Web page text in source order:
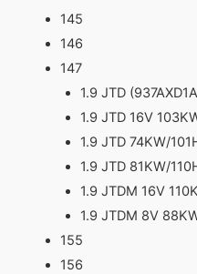
145
146
147
1.9 JTD
1.9 JTD 16V
1.9 JTD 74KW/
1.9 JTD 81KW/
1.9 JTDM 16V
1.9 JTDM 8V
155
156